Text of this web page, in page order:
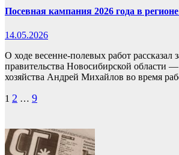
Посевная кампания 2026 года в
14.05.2026
О ходе весенне-полевых работ рассказал
правительства Новосибирской области
хозяйства Андрей Михайлов во время
Пагинация
1 2 … 9